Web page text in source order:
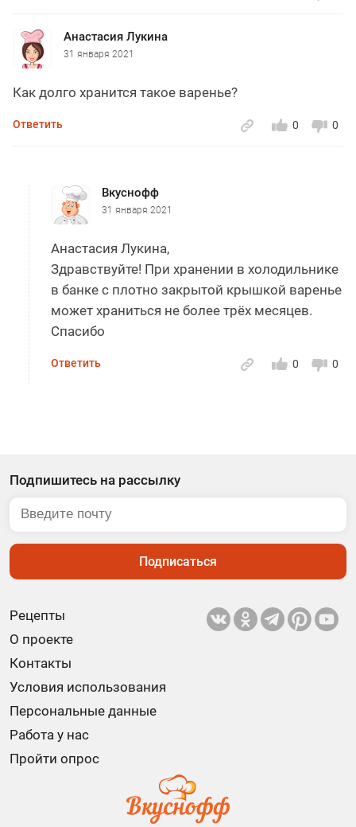
Анастасия Лукина
31 января 2021
Как долго хранится такое варенье?
0
0
Ответить
Вкуснофф
31 января 2021
Анастасия Лукина,
Здравствуйте! При хранении в холодильнике
в банке с плотно закрытой крышкой варенье
может храниться не более трёх месяцев.
Спасибо
0
0
Ответить
Рецепты
О проекте
Контакты
Условия использования
Персональные данные
Работа у нас
Пройти опрос
Подпишитесь на рассылку
Подписаться